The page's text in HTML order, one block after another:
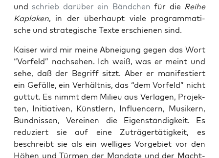
und schrieb dar­über ein Bänd­chen für die Rei­he
Kapla­ken, in der über­haupt vie­le pro­gram­ma­ti­
sche und stra­te­gi­sche Tex­te erschie­nen sind.
Kai­ser wird mir mei­ne Abnei­gung gegen das Wort
“Vor­feld” nach­se­hen. Ich weiß, was er meint und
sehe, daß der Begriff sitzt. Aber er mani­fes­tiert
ein Gefäl­le, ein Ver­hält­nis, das “dem Vor­feld” nicht
gut­tut. Es nimmt dem Milieu aus Ver­la­gen, Pro­jek­
ten, Initia­ti­ven, Künst­lern, Influen­cern, Musi­kern,
Bünd­nis­sen, Ver­ei­nen die Eigen­stän­dig­keit. Es
redu­ziert sie auf eine Zuträ­ger­tä­tig­keit, es
beschreibt sie als ein wel­li­ges Vor­ge­biet vor den
Höhen und Tür­men der Man­da­te und der Macht­